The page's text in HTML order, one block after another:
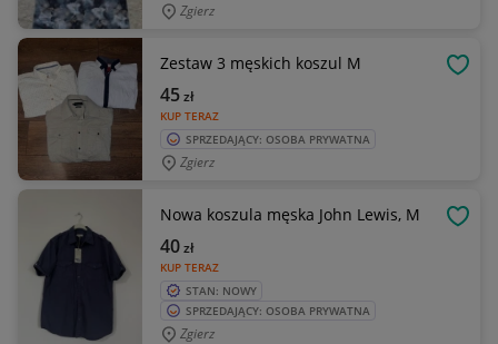
Zgierz
Zestaw 3 męskich koszul M
KUP TERAZ
45zł
SPRZEDAJĄCY: OSOBA PRYWATNA
Zgierz
Nowa koszula męska John Lewis, M
KUP TERAZ
40zł
STAN: NOWY
SPRZEDAJĄCY: OSOBA PRYWATNA
Zgierz